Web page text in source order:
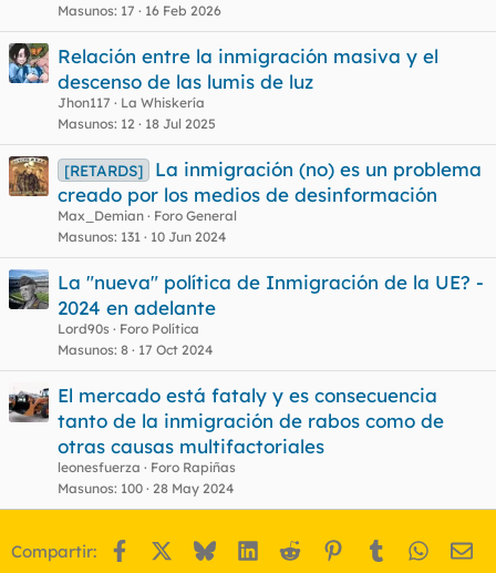
Masunos 17 16 Feb 2026
Relación entre la inmigración masiva y el
descenso de las lumis de luz
Jhon117
La Whiskería
Masunos 12 18 Jul 2025
[RETARDS]
La inmigración (no) es un problema
creado por los medios de desinformación
Max_Demian
Foro General
Masunos 131 10 Jun 2024
La "nueva" política de Inmigración de la UE? -
2024 en adelante
Lord90s
Foro Política
Masunos 8 17 Oct 2024
El mercado está fataly y es consecuencia
tanto de la inmigración de rabos como de
otras causas multifactoriales
leonesfuerza
Foro Rapiñas
Masunos 100 28 May 2024
Compartir: Facebook BlueskyLinkedIn
Reddit Pinterest
Tumblr